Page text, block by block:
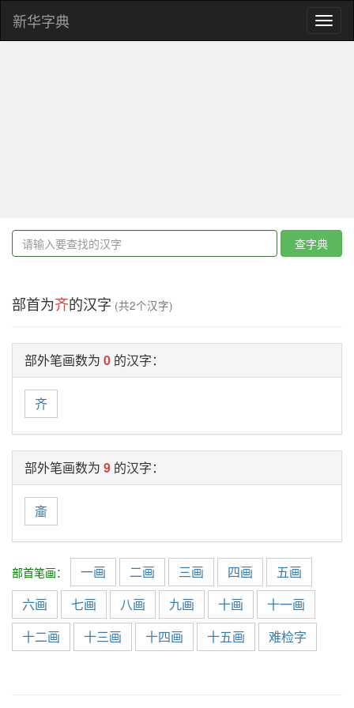
新华字典
查字典
部首为齐的汉字 (共2个汉字)
部外笔画数为 0 的汉字：
齐
部外笔画数为 9 的汉字：
齑
部首笔画： 一画 二画 三画 四画
五画
六画
七画 八画 九画 十画
十一画
十二画
十三画 十四画 十五画 难检字